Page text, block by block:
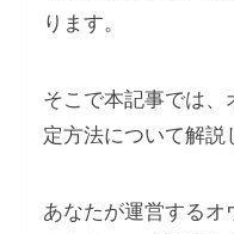
ります。
そこで本記事では、
定方法について解説
あなたが運営する